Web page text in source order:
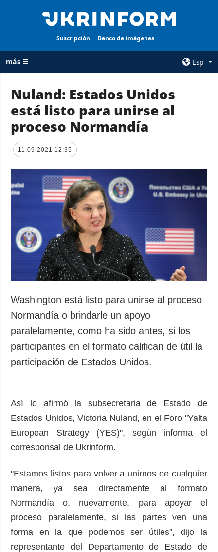
Suscripción Banco de imágenes
más ☰
Esp
TODAS LAS
CATEGORÍAS
Guerra
Reconstrucción
Política
Economía
Sociedad y
Cultura
Deportes
Crimen
Desastres y
AGENCIA
sobre la agencia
Política de
datos personales
ADICIONAL
Podcasts
Publicaciones
Entrevistas
Releases
SERVICIOS
Suscripción
Banco de
imágenes
Nuland: Estados Unidos
está listo para unirse al
proceso Normandía
11.09.2021 12:35
Washington está listo para unirse al proceso
Normandía o brindarle un apoyo
paralelamente, como ha sido antes, si los
participantes en el formato califican de útil la
participación de Estados Unidos.
Así lo afirmó la subsecretaria de Estado de
Estados Unidos, Victoria Nuland, en el Foro "Yalta
European Strategy (YES)", según informa el
corresponsal de Ukrinform.
"Estamos listos para volver a unirnos de cualquier
manera, ya sea directamente al formato
Normandía o, nuevamente, para apoyar el
proceso paralelamente, si las partes ven una
forma en la que podemos ser útiles", dijo la
representante del Departamento de Estado de